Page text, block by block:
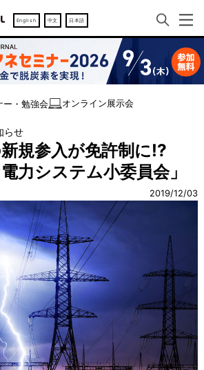
English 中文 日本語
ー・勉強会 オンライン展示会
らせ
規参入が免許制に!?
力システム小委員会」
2019/12/03